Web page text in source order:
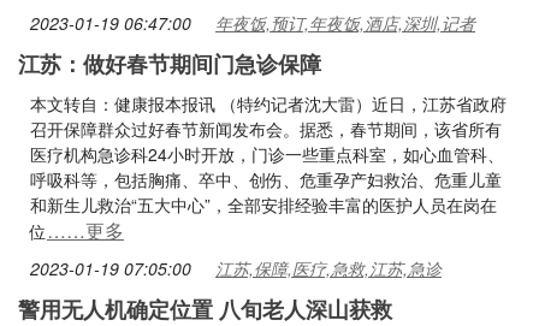
2023-01-19 06:47:00 年夜饭,预订,年夜饭,酒店,深圳,记者
江苏：做好春节期间门急诊保障
本文转自：健康报本报讯 （特约记者沈大雷）近日，江苏省政府
召开保障群众过好春节新闻发布会。据悉，春节期间，该省所有
医疗机构急诊科24小时开放，门诊一些重点科室，如心血管科、
呼吸科等，包括胸痛、卒中、创伤、危重孕产妇救治、危重儿童
和新生儿救治“五大中心”，全部安排经验丰富的医护人员在岗在
位……更多
2023-01-19 07:05:00 江苏,保障,医疗,急救,江苏,急诊
警用无人机确定位置 八旬老人深山获救